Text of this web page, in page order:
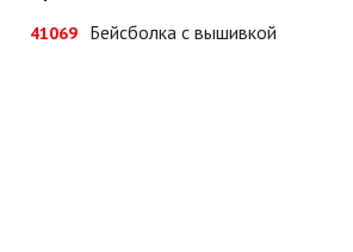
41069 Бейсболка с вышивкой